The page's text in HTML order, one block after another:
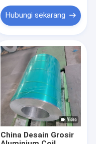
Hubungi sekarang
China Desain Grosir